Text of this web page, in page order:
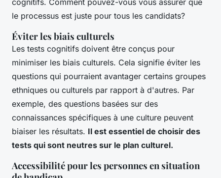
le processus est juste pour tous les candidats?
Éviter les biais culturels
Les tests cognitifs doivent être conçus pour
minimiser les biais culturels. Cela signifie éviter les
questions qui pourraient avantager certains groupes
ethniques ou culturels par rapport à d'autres. Par
exemple, des questions basées sur des
connaissances spécifiques à une culture peuvent
biaiser les résultats. Il est essentiel de choisir des
tests qui sont neutres sur le plan culturel.
Accessibilité pour les personnes en situation